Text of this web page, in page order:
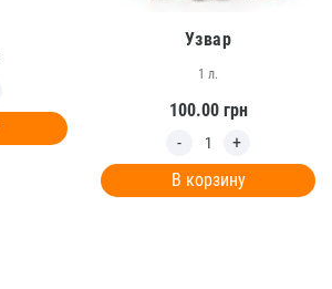
Узвар
1 л.
100.00грн
В корзину